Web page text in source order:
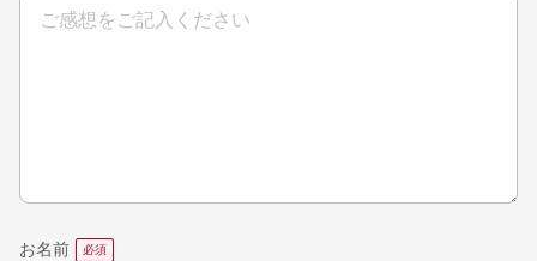
お名前